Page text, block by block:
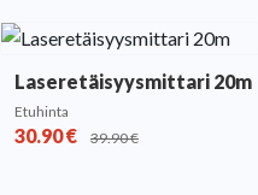
Laseretäisyysmittari 20m
Etuhinta
30.90€ 39.90€